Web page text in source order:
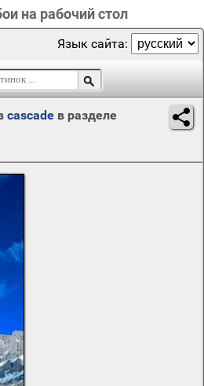
на рабочий стол
Язык сайта:
cascade в разделе